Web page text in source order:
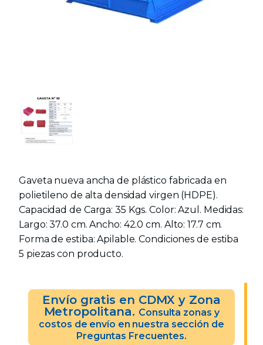
Gaveta nueva ancha de plástico fabricada en
polietileno de alta densidad virgen (HDPE).
Capacidad de Carga: 35 Kgs. Color: Azul. Medidas:
Largo: 37.0 cm. Ancho: 42.0 cm. Alto: 17.7 cm.
Forma de estiba: Apilable. Condiciones de estiba
5 piezas con producto.
Envío gratis en CDMX y Zona
Metropolitana. Consulta zonas y
costos de envío en nuestra sección de
Preguntas Frecuentes.